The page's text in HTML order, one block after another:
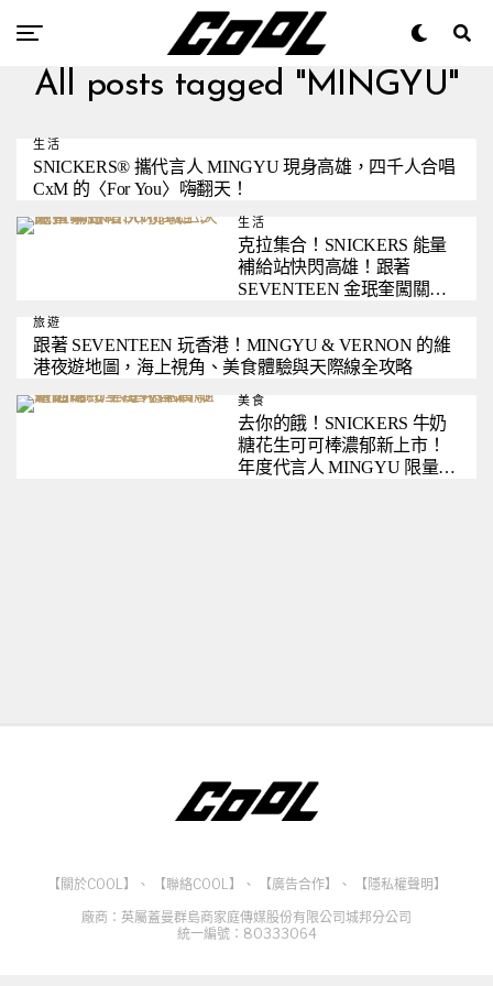
All posts tagged "MINGYU"
生活
SNICKERS® 攜代言人 MINGYU 現身高雄，四千人合唱
CxM 的〈For You〉嗨翻天！
生活
克拉集合！SNICKERS 能量
補給站快閃高雄！跟著
SEVENTEEN 金珉奎闖關拿
旅遊
跟著 SEVENTEEN 玩香港！MINGYU & VERNON 的維
港夜遊地圖，海上視角、美食體驗與天際線全攻略
美食
去你的餓！SNICKERS 牛奶
糖花生可可棒濃郁新上市！
年度代言人 MINGYU 限量明
【關於COOL】 、 【聯絡COOL】 、 【廣告合作】 、
【隱私權聲明】
廠商：英屬蓋曼群島商家庭傳媒股份有限公司城邦分公司
統一編號：80333064